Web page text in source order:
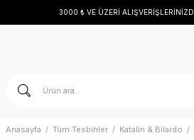
3000 ₺ VE ÜZERİ
Anasayfa Tüm Tesbihler Katalin & Bilardo